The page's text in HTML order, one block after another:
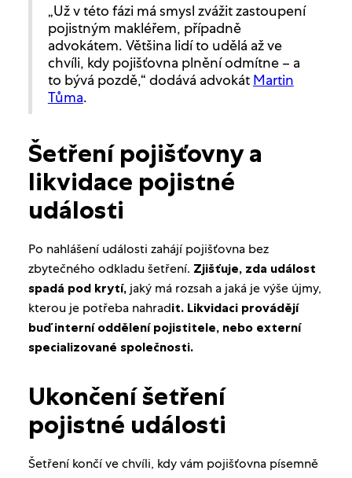
„Už v této fázi má smysl zvážit zastoupení
pojistným makléřem, případně
advokátem. Většina lidí to udělá až ve
chvíli, kdy pojišťovna plnění odmítne – a
to bývá pozdě,“ dodává advokát Martin
Tůma.
Šetření pojišťovny a
likvidace pojistné
události
Po nahlášení události zahájí pojišťovna bez
zbytečného odkladu šetření. Zjišťuje, zda událost
spadá pod krytí,jaký má rozsah a jaká je výše újmy,
kterou je potřeba nahradit. Likvidaci provádějí
buď interní oddělení pojistitele, nebo externí
specializované společnosti.
Ukončení šetření
pojistné události
Šetření končí ve chvíli, kdy vám pojišťovna písemně